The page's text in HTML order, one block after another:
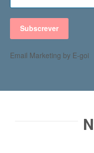
Subscrever
Email Marketing by E-goi